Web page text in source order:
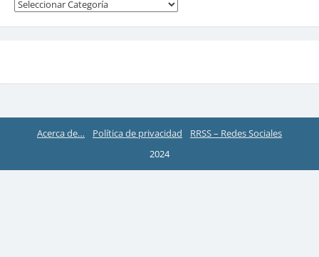
Acerca de… Política de privacidad
RRSS – Redes Sociales
2024